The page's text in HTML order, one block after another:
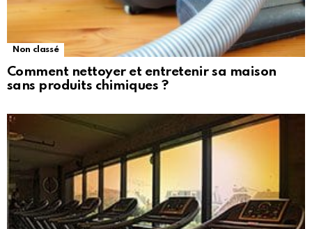
Non classé
Comment nettoyer et entretenir sa maison
sans produits chimiques ?